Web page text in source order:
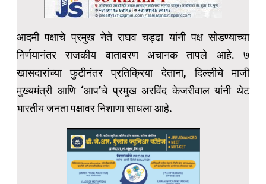
आदमी पक्षाचे प्रमुख नेते राघव चड्ढा यांनी पक्ष सोडण्याच्या
निर्णयानंतर राजकीय वातावरण अचानक तापले आहे. ७
खासदारांच्या फुटीनंतर प्रतिक्रिया देताना, दिल्लीचे माजी
मुख्यमंत्री आणि ‘आप’चे प्रमुख अरविंद केजरीवाल यांनी थेट
भारतीय जनता पक्षावर निशाणा साधला आहे.